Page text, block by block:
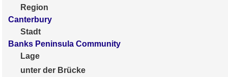
Region
Canterbury
Stadt
Banks Peninsula Community
Lage
unter der Brücke